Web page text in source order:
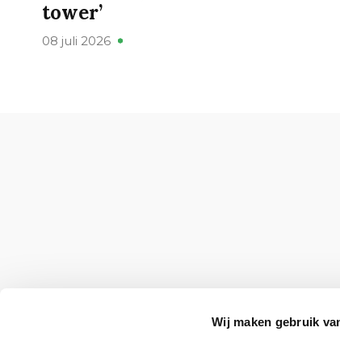
Wij maken gebruik
tower’
08 juli 2026